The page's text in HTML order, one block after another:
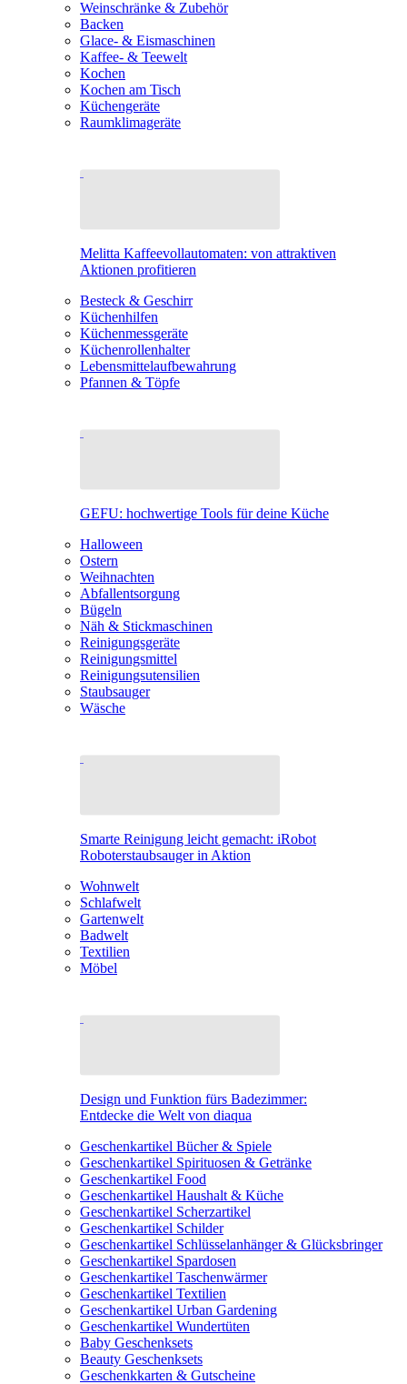
Weinschränke & Zubehör
Backen
Glace- & Eismaschinen
Kaffee- & Teewelt
Kochen
Kochen am Tisch
Küchengeräte
Raumklimageräte
Melitta Kaffeevollautomaten: von attraktiven
Aktionen profitieren
Besteck & Geschirr
Küchenhilfen
Küchenmessgeräte
Küchenrollenhalter
Lebensmittelaufbewahrung
Pfannen & Töpfe
GEFU: hochwertige Tools für deine Küche
Halloween
Ostern
Weihnachten
Abfallentsorgung
Bügeln
Näh & Stickmaschinen
Reinigungsgeräte
Reinigungsmittel
Reinigungsutensilien
Staubsauger
Wäsche
Smarte Reinigung leicht gemacht: iRobot
Roboterstaubsauger in Aktion
Wohnwelt
Schlafwelt
Gartenwelt
Badwelt
Textilien
Möbel
Design und Funktion fürs Badezimmer:
Entdecke die Welt von diaqua
Geschenkartikel Bücher & Spiele
Geschenkartikel Spirituosen & Getränke
Geschenkartikel Food
Geschenkartikel Haushalt & Küche
Geschenkartikel Scherzartikel
Geschenkartikel Schilder
Geschenkartikel Schlüsselanhänger & Glücksbringer
Geschenkartikel Spardosen
Geschenkartikel Taschenwärmer
Geschenkartikel Textilien
Geschenkartikel Urban Gardening
Geschenkartikel Wundertüten
Baby Geschenksets
Beauty Geschenksets
Geschenkkarten & Gutscheine